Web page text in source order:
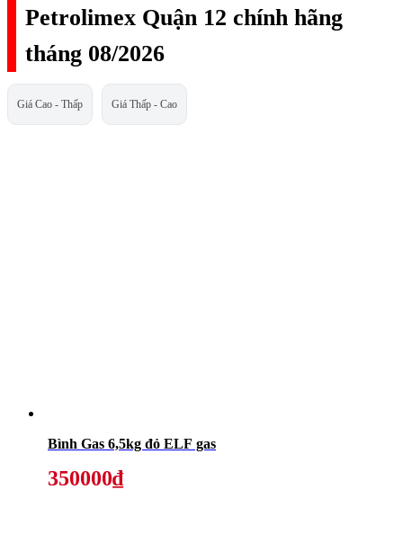
Petrolimex Quận 12 chính hãng
tháng 08/2026
Giá Cao - Thấp Giá Thấp - Cao
Bình Gas 6,5kg đỏ ELF gas
350000₫